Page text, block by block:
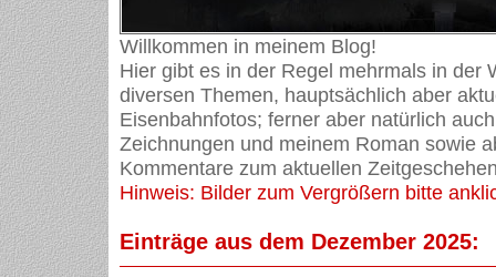
Willkommen in meinem Blog!
Hier gibt es in der Regel mehrmals in der
diversen Themen, hauptsächlich aber
Eisenbahnfotos; ferner aber natürlich
Zeichnungen und meinem Roman sowie
Kommentare zum aktuellen
Hinweis: Bilder zum Vergrößern bitte
Einträge aus dem Dezember 2025: